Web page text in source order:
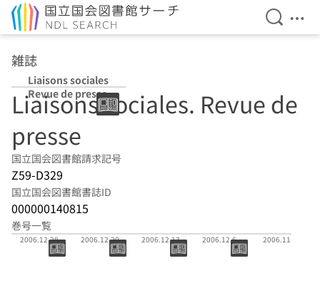
検索を
メ
雑誌
Liaisons sociales
Revue de presse
Liaisons sociales. Revue de
presse
国立国会図書館請求記号
Z59-D329
国立国会図書館書誌ID
000000140815
巻号一覧
(通号 2740)
2006.12.28
2006.12.20
2006.12.13
2006.12.6
2006.11.29